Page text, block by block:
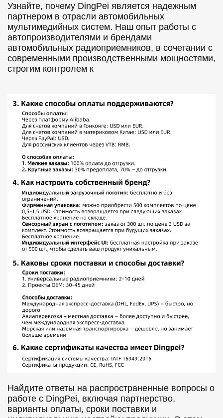
Узнайте, почему DingPei является надежным
партнером в отрасли автомобильных
мультимедийных систем. Наш опыт работы с
автопроизводителями и брендами
автомобильных радиоприемников, в сочетании с
современными производственными мощностями,
строгим контролем к
Найдите ответы на распространенные вопросы о
работе с DingPei, включая партнерство,
варианты оплаты, сроки поставки и